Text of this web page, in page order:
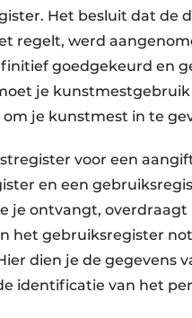
Het besluit dat de
regelt, werd
goedgekeurd en
je
je kunstmest in te
voor een
en een
je ontvangt,
het gebruiksregister
dien je de gegevens
identificatie van het